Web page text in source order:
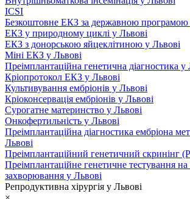
ICSI
Безкоштовне ЕКЗ за державною програмою
ЕКЗ у природному циклі у Львові
ЕКЗ з донорською яйцеклітиною у Львові
Міні ЕКЗ у Львові
Преімплантаційна генетична діагностика у
Кріопротокол ЕКЗ у Львові
Культивування ембріонів у Львові
Кріоконсервація ембріонів у Львові
Сурогатне материнство у Львові
Онкофертильність у Львові
Преімплантаційна діагностика ембріона
Львові
Преімплантаційний генетичний скринінг
Преімплантаційне генетичне тестування на
захворювання у Львові
Репродуктивна хірургія у Львові